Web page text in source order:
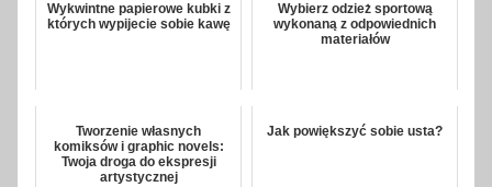
Wykwintne papierowe kubki z
których wypijecie sobie kawę
Wybierz odzież sportową
wykonaną z odpowiednich
materiałów
Tworzenie własnych
komiksów i graphic novels:
Twoja droga do ekspresji
artystycznej
Jak powiększyć sobie usta?